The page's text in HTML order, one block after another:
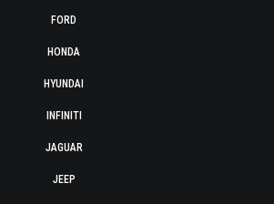
FORD
HONDA
HYUNDAI
INFINITI
JAGUAR
JEEP